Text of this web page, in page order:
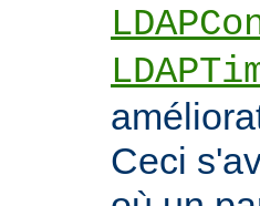
Ceci